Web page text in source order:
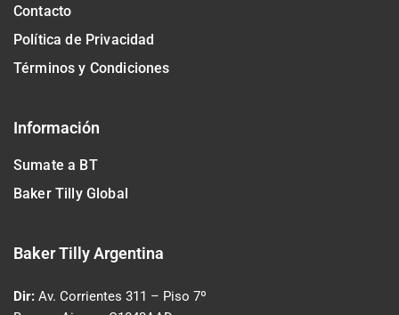
Contacto
Política de Privacidad
Términos y Condiciones
Información
Sumate a BT
Baker Tilly Global
Baker Tilly Argentina
Dir: Av. Corrientes 311 – Piso 7º